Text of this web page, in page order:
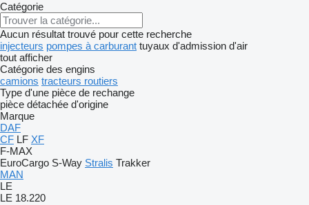
Catégorie
Aucun résultat trouvé pour cette recherche
injecteurs pompes à carburant tuyaux d'admission d'air
tout afficher
Catégorie des engins
camions tracteurs routiers
Type d'une pièce de rechange
pièce détachée d'origine
Marque
DAF
CF LF XF
F-MAX
EuroCargo S-Way Stralis Trakker
MAN
LE
LE 18.220